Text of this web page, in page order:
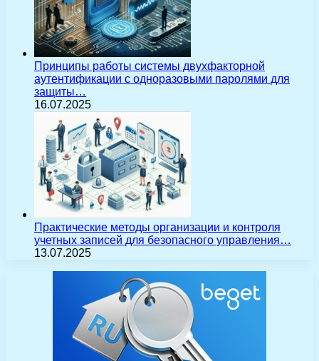
Принципы работы системы двухфакторной
аутентификации с одноразовыми паролями для
защиты…
16.07.2025
Практические методы организации и контроля
учетных записей для безопасного управления…
13.07.2025